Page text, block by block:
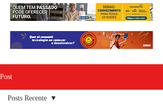
Post
Posts Recente